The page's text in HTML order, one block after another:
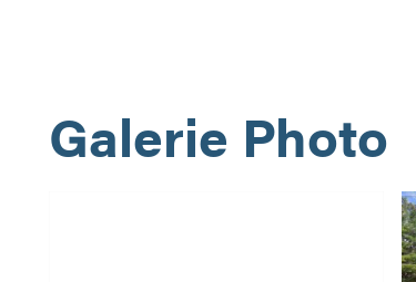
Galerie Photo